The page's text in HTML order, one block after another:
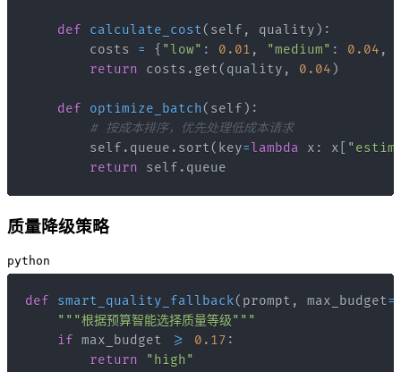
def calculate_cost( self , quality ) :
        costs
= { "low" : 0.01 , "medium" : 0.04 ,
return costs . get( quality , 0.04 )
def optimize_batch( self ) :
# 按成本排序，优先处理低成本请求
        self
. queue . sort( key=lambda x : x
return self . queue
质量降级策略
python
def smart_quality_fallback( prompt , max_budget=
"""根据预算智能选择质量等级"""
if max_budget >= 0.17 :
return
"high"